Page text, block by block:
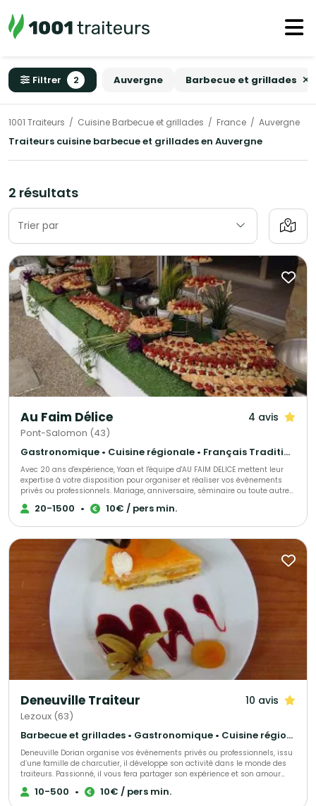
Filtrer 2 Auvergne Barbecue et grillades
1001 Traiteurs Cuisine Barbecue et grillades France Auvergne
Traiteurs cuisine barbecue et grillades en Auvergne
2 résultats
Trier par
Au Faim Délice 4 avis
Pont-Salomon (43)
Gastronomique • Cuisine régionale • Français Traditionnel
Avec 20 ans d'expérience, Yoan et l'équipe d'AU FAIM DELICE mettent leur
expertise à votre disposition pour organiser et réaliser vos événements
privés ou professionnels. Mariage, anniversaire, séminaire ou toute autre
réception, nous vous accompagnons à chaque étape pour faire de votre
projet une réussite. AU FAIM DELICE, spécialiste de l'organisation de
qualifiés et expérimentés s'engage à vous offrir une prestation sur-
mesure, avec des formules adaptées à tous les budgets. Faites confiance
à notre savoir-faire pour transformer votre réception en un moment
unique, inoubliable et riche en saveurs. Consultez notre page pour
découvrir nos services, et contactez notre Chef dès aujourd'hui pour une
expérience culinaire à la hauteur de vos attentes.
20-1500 • 10€ / pers min.
Deneuville Traiteur 10 avis
Lezoux (63)
Barbecue et grillades • Gastronomique • Cuisine régionale
Deneuville Dorian organise vos événements privés ou professionnels, issu
d’une famille de charcutier, il développe son activité dans le monde des
traiteurs. Passionné, il vous fera partager son expérience et son amour
des produits locaux. Réputé et reconnu, il réalisera votre événement à la
perfection selon vos demandes et vos exigences.
10-500 • 10€ / pers min.